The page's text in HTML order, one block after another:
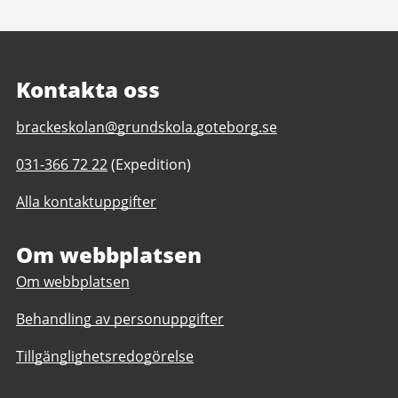
Kontakta oss
E-
till
Bräckeskolan
F-
brackeskolan@grundskola.goteborg.se
Telefonnummer
Bräckeskolan
6
031-366 72 22(Expedition)
Alla kontaktuppgifter
Om webbplatsen
Om webbplatsen
Behandling av personuppgifter
Tillgänglighetsredogörelse